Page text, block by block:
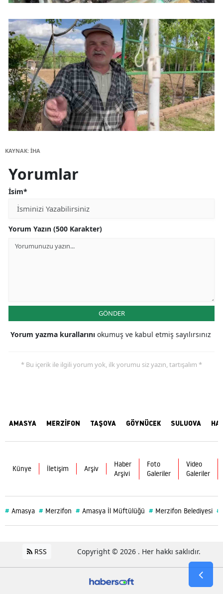
KAYNAK: İHA
Yorumlar
İsim*
Yorum Yazın (500 Karakter)
GÖNDER
Yorum yazma kurallarını okumuş ve kabul etmiş sayılırsınız
* Bu içerik ile ilgili yorum yok, ilk yorumu siz yazın, tartışalım *
AMASYA MERZİFON TAŞOVA GÖYNÜCEK SULUOVA
Künye İletişim Arşiv
Haber
Arşivi
Foto
Galeriler
Video
Galeriler
# Amasya # Merzifon # Amasya İl Müftülüğü # Merzifon Belediyesi #
RSS Copyright © 2026 . Her hakkı saklıdır.